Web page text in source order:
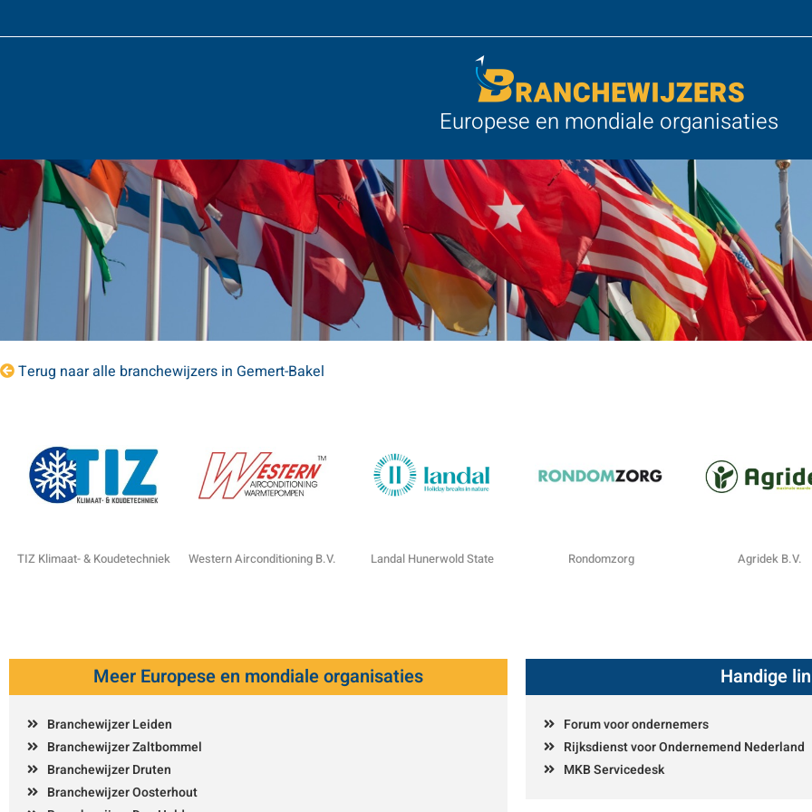
Europese en mondiale organisaties
Terug naar alle branchewijzers in Gemert-Bakel
TIZ Klimaat- & Koudetechniek Western Airconditioning B.V. Landal Hunerwold State Rondomzorg Agridek B.V.
Meer Europese en mondiale organisaties
Branchewijzer Leiden
Branchewijzer Zaltbommel
Branchewijzer Druten
Branchewijzer Oosterhout
Handige
Forum voor ondernemers
Rijksdienst voor Ondernemend Nederland
MKB Servicedesk